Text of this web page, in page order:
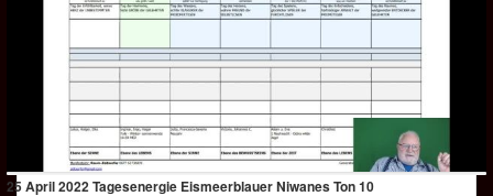
25 April 2022 Tagesenergie Eismeerblauer Niwanes Ton 10